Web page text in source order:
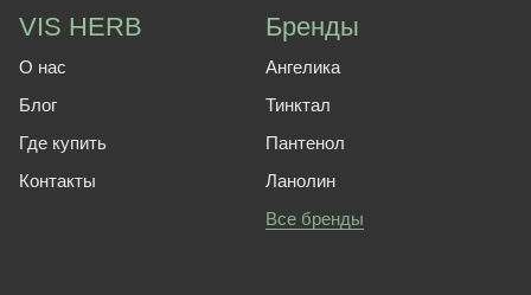
VIS HERB
О нас
Блог
Где купить
Контакты
Бренды
Ангелика
Тинктал
Пантенол
Ланолин
Все бренды